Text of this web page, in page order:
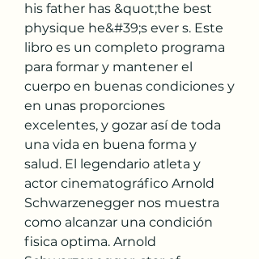
his father has &quot;the best
physique he&#39;s ever s. Este
libro es un completo programa
para formar y mantener el
cuerpo en buenas condiciones y
en unas proporciones
excelentes, y gozar así de toda
una vida en buena forma y
salud. El legendario atleta y
actor cinematográfico Arnold
Schwarzenegger nos muestra
como alcanzar una condición
fisica optima. Arnold